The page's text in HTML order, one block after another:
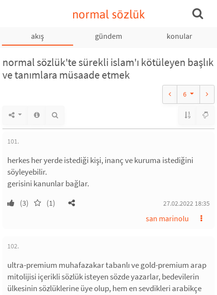
normal sözlük
akış gündem konular
normal sözlük'te sürekli islam'ı kötüleyen başlık
ve tanımlara müsaade etmek
6
101.
herkes her yerde istediği kişi, inanç ve kuruma istediğini
söyleyebilir.
gerisini kanunlar bağlar.
(3) (1) 27.02.2022 18:35
san marinolu
102.
ultra-premium muhafazakar tabanlı ve gold-premium arap
mitolijisi içerikli sözlük isteyen sözde yazarlar, bedevilerin
ülkesinin sözlüklerine üye olup, hem en sevdikleri arabikçe